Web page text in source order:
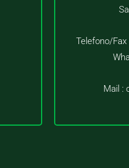
Telefono/
Mail :